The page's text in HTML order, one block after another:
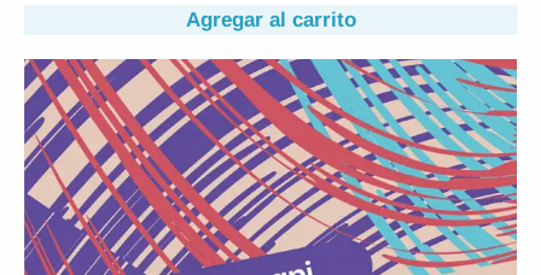
Agregar al carrito